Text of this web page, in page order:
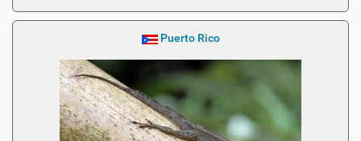
Puerto Rico